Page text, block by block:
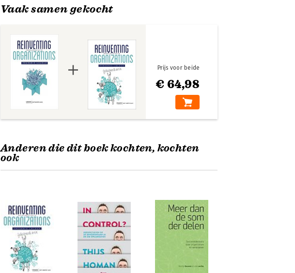
Vaak samen gekocht
€ 64,98
Prijs voor beide
Anderen die dit boek kochten, kochten
ook